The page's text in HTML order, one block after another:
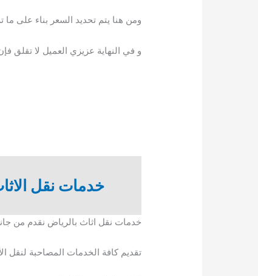
ومن هنا يتم تحديد السعر بناء على ما
و في النهاية عزيزي العميل لا تقلق
خدمات نقل
خدمات نقل اثاث بالرياض نقدم من
تقديم كافة الخدمات المصاحبة لنقل